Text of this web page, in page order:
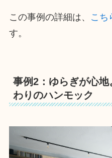
この事例の詳細は、 こち
す。
事例2：ゆらぎが心
わりのハンモック